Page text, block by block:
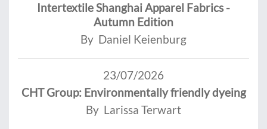
Intertextile Shanghai Apparel Fabrics -
Autumn Edition
By Daniel Keienburg
23/07/2026
CHT Group: Environmentally friendly dyeing
By Larissa Terwart